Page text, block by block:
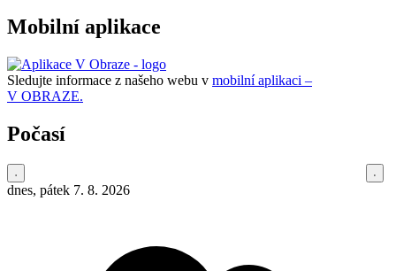
Mobilní aplikace
Sledujte informace z našeho webu v mobilní aplikaci –
V OBRAZE.
Počasí
dnes, pátek 7. 8. 2026